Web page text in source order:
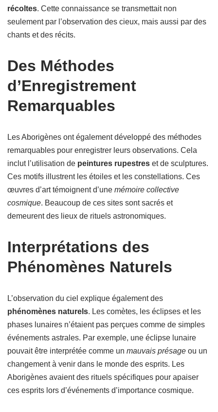
récoltes. Cette connaissance se transmettait non
seulement par l’observation des cieux, mais aussi par des
chants et des récits.
Des Méthodes
d’Enregistrement
Remarquables
Les Aborigènes ont également développé des méthodes
remarquables pour enregistrer leurs observations. Cela
inclut l’utilisation de peintures rupestres et de sculptures.
Ces motifs illustrent les étoiles et les constellations. Ces
œuvres d’art témoignent d’une mémoire collective
cosmique. Beaucoup de ces sites sont sacrés et
demeurent des lieux de rituels astronomiques.
Interprétations des
Phénomènes Naturels
L’observation du ciel explique également des
phénomènes naturels. Les comètes, les éclipses et les
phases lunaires n’étaient pas perçues comme de simples
événements astrales. Par exemple, une éclipse lunaire
pouvait être interprétée comme un mauvais présage ou un
changement à venir dans le monde des esprits. Les
Aborigènes avaient des rituels spécifiques pour apaiser
ces esprits lors d’événements d’importance cosmique.